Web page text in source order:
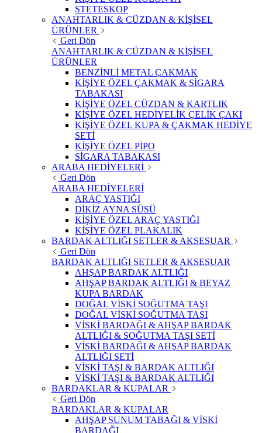
STETESKOP
ANAHTARLIK & CÜZDAN & KİŞİSEL
ÜRÜNLER
Geri Dön
ANAHTARLIK & CÜZDAN & KİŞİSEL
ÜRÜNLER
BENZİNLİ METAL ÇAKMAK
KİŞİYE ÖZEL ÇAKMAK & SİGARA
TABAKASI
KİŞİYE ÖZEL CÜZDAN & KARTLIK
KİŞİYE ÖZEL HEDİYELİK ÇELİK ÇAKI
KİŞİYE ÖZEL KUPA & ÇAKMAK HEDİYE
SETİ
KİŞİYE ÖZEL PİPO
SİGARA TABAKASI
ARABA HEDİYELERİ
Geri Dön
ARABA HEDİYELERİ
ARAÇ YASTIĞI
DİKİZ AYNA SÜSÜ
KİŞİYE ÖZEL ARAÇ YASTIĞI
KİŞİYE ÖZEL PLAKALIK
BARDAK ALTLIĞI SETLER & AKSESUAR
Geri Dön
BARDAK ALTLIĞI SETLER & AKSESUAR
AHŞAP BARDAK ALTLIĞI
AHŞAP BARDAK ALTLIĞI & BEYAZ
KUPA BARDAK
DOĞAL VİSKİ SOĞUTMA TAŞI
DOĞAL VİSKİ SOĞUTMA TAŞI
VİSKİ BARDAĞI & AHŞAP BARDAK
ALTLIĞI & SOĞUTMA TAŞI SETİ
VİSKİ BARDAĞI & AHŞAP BARDAK
ALTLIĞI SETİ
VİSKİ TAŞI & BARDAK ALTLIĞI
VİSKİ TAŞI & BARDAK ALTLIĞI
BARDAKLAR & KUPALAR
Geri Dön
BARDAKLAR & KUPALAR
AHŞAP SUNUM TABAĞI & VİSKİ
BARDAĞI